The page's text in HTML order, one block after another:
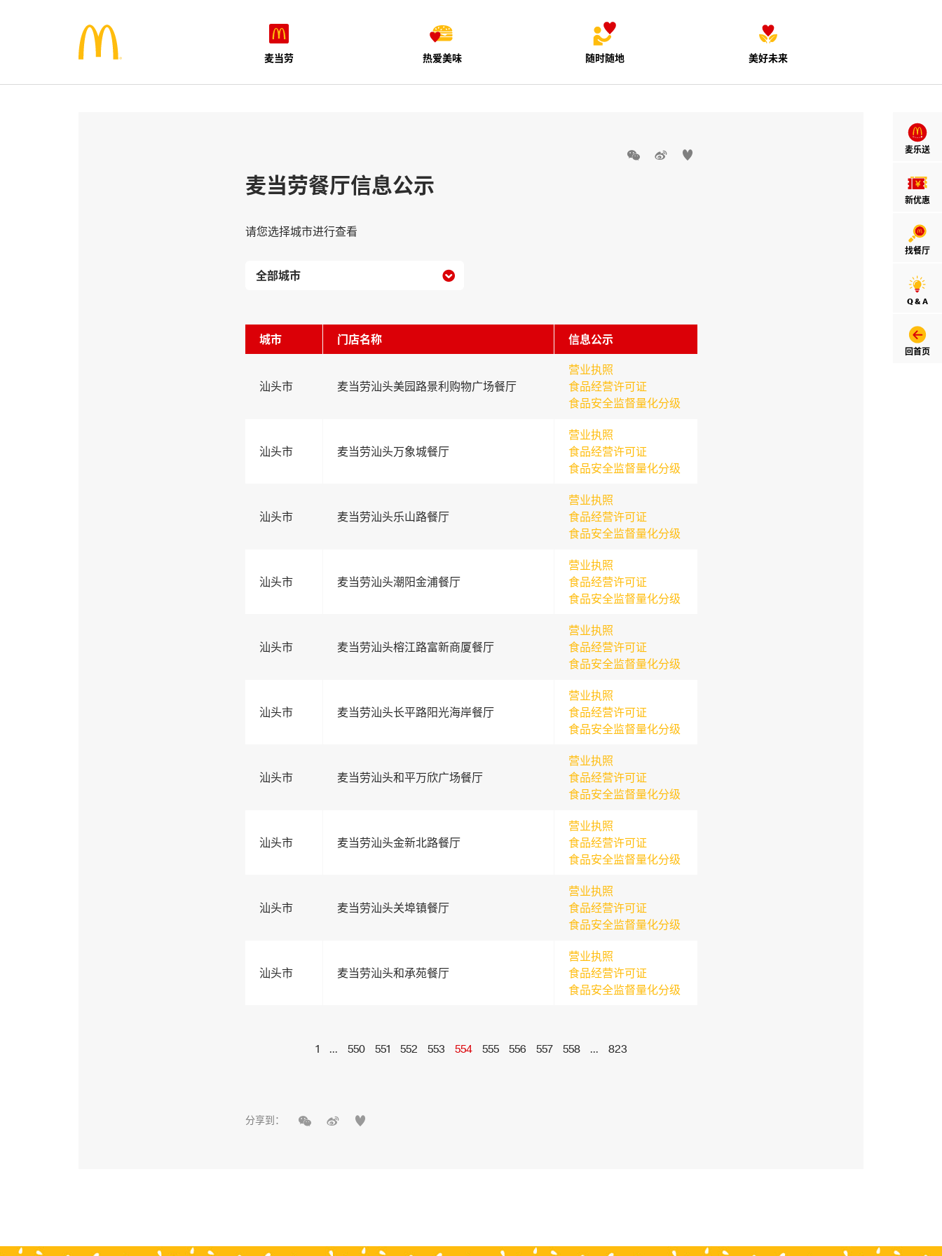
麦当劳 热爱美味 随时随地 美好未来
麦乐送
新优惠
找餐厅
Q & A
回首页
  
麦当劳餐厅信息公示
请您选择城市进行查看

城市 门店名称 信息公示
汕头市 麦当劳汕头美园路景利购物广场餐厅
营业执照
食品经营许可证
食品安全监督量化分级
汕头市 麦当劳汕头万象城餐厅
营业执照
食品经营许可证
食品安全监督量化分级
汕头市 麦当劳汕头乐山路餐厅
营业执照
食品经营许可证
食品安全监督量化分级
汕头市 麦当劳汕头潮阳金浦餐厅
营业执照
食品经营许可证
食品安全监督量化分级
汕头市 麦当劳汕头榕江路富新商厦餐厅
营业执照
食品经营许可证
食品安全监督量化分级
汕头市 麦当劳汕头长平路阳光海岸餐厅
营业执照
食品经营许可证
食品安全监督量化分级
汕头市 麦当劳汕头和平万欣广场餐厅
营业执照
食品经营许可证
食品安全监督量化分级
汕头市 麦当劳汕头金新北路餐厅
营业执照
食品经营许可证
食品安全监督量化分级
汕头市 麦当劳汕头关埠镇餐厅
营业执照
食品经营许可证
食品安全监督量化分级
汕头市 麦当劳汕头和承苑餐厅
营业执照
食品经营许可证
食品安全监督量化分级
1 ... 550 551 552 553 554 555 556 557 558 ... 823
分享到：   